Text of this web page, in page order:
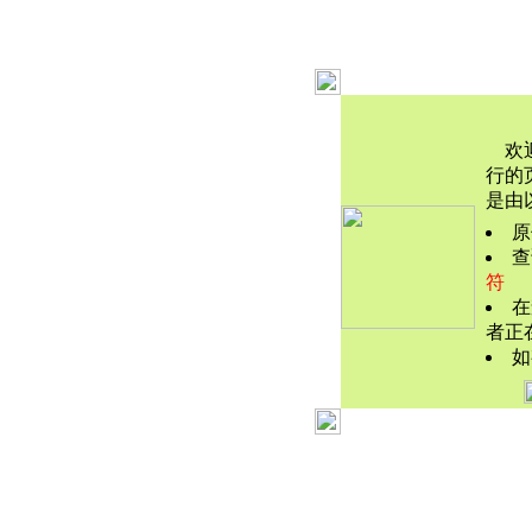
欢
行的
是由
符
者正